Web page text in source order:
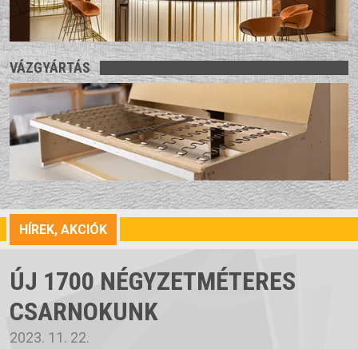
VÁZGYÁRTÁS
HÍREK, AKCIÓK
ÚJ 1700 NÉGYZETMÉTERES
CSARNOKUNK
2023. 11. 22.